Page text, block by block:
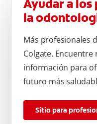
Ayudar a
la
Más profesionales
Colgate.
información para
futuro más
Sitio para